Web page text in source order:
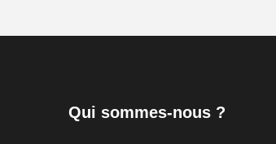
Qui sommes-nous ?